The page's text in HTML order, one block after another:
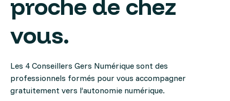
proche de chez
vous.
Les 4 Conseillers Gers Numérique sont des
professionnels formés pour vous accompagner
gratuitement vers l’autonomie numérique.